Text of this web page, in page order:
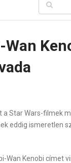
Wan
a Star Wars-filmek
eddig ismeretlen
Wan Kenobi címet